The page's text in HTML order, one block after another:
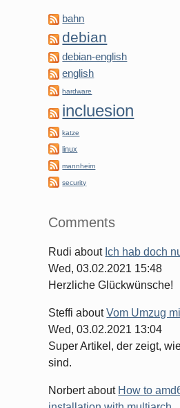
bahn
debian
debian-english
english
hardware
incluesion
katze
linux
mannheim
security
Comments
Rudi about Ich hab doch
Wed, 03.02.2021 15:48
Herzliche Glückwünsche!
Steffi aboutVom Umzug
Wed, 03.02.2021 13:04
Super Artikel, der zeigt,
sind.
Norbertabout How to